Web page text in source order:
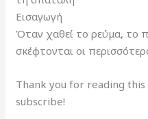
Εισαγωγή
Όταν χαθεί το ρεύμα, το
σκέφτονται οι
Thank you for reading
subscribe!